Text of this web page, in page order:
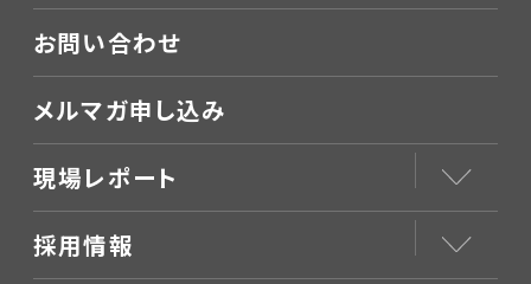
お問い合わせ
メルマガ申し込み
現場レポート
採用情報